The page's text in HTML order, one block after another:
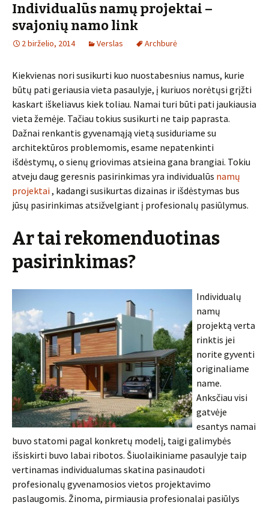
Individualūs namų projektai –
svajonių namo link
2 birželio, 2014 Verslas Archburė
Kiekvienas nori susikurti kuo nuostabesnius namus, kurie
būtų pati geriausia vieta pasaulyje, į kuriuos norėtųsi grįžti
kaskart iškeliavus kiek toliau. Namai turi būti pati jaukiausia
vieta žemėje. Tačiau tokius susikurti ne taip paprasta.
Dažnai renkantis gyvenamąją vietą susiduriame su
architektūros problemomis, esame nepatenkinti
išdėstymų, o sienų griovimas atsieina gana brangiai. Tokiu
atveju daug geresnis pasirinkimas yra individualūs namų
projektai, kadangi susikurtas dizainas ir išdėstymas bus
jūsų pasirinkimas atsižvelgiant į profesionalų pasiūlymus.
Ar tai rekomenduotinas
pasirinkimas?
Individualų
namų
projektą verta
rinktis jei
norite gyventi
originaliame
name.
Anksčiau visi
gatvėje
esantys namai
buvo statomi pagal konkretų modelį, taigi galimybės
išsiskirti buvo labai ribotos. Šiuolaikiniame pasaulyje taip
vertinamas individualumas skatina pasinaudoti
profesionalų gyvenamosios vietos projektavimo
paslaugomis. Žinoma, pirmiausia profesionalai pasiūlys